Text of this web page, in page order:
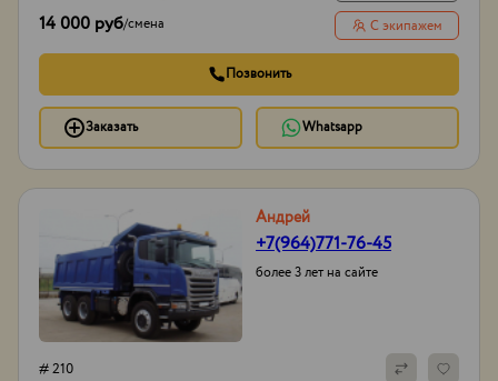
14 000 руб/смена С экипажем
Позвонить
Заказать Whatsapp
Андрей
+7(964)771-76-45
более 3 лет на сайте
# 210